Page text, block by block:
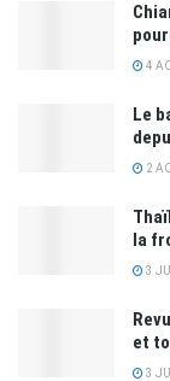
4
Le
2
la
3
et
3